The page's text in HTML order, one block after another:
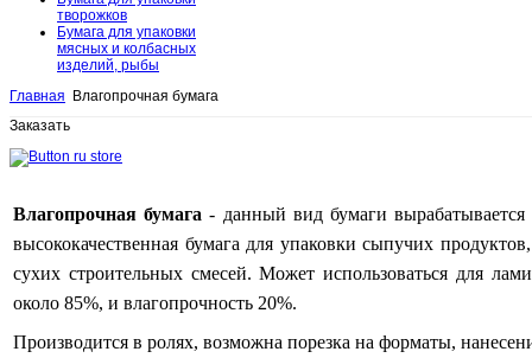
творожков
Бумага для упаковки
мясных и колбасных
изделий, рыбы
Главная
Влагопрочная бумага
Заказать
Влагопрочная бумага - данный вид бумаги
высококачественная бумага для упаковки сыпучих
сухих строительных смесей. Может использоваться для
около 85%, и влагопрочность 20%.
Производится в ролях, возможна порезка на форматы,